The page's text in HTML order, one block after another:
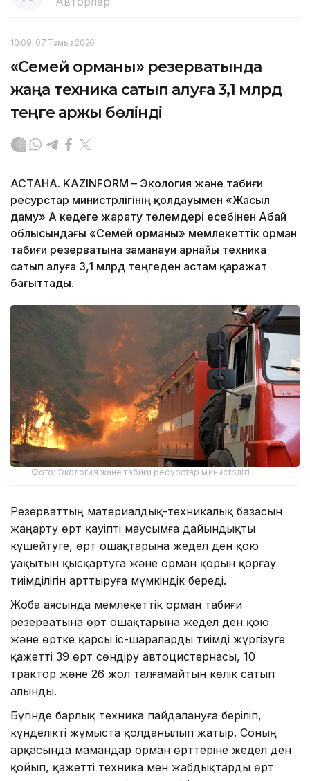
10:09, 07 Тамыз 2026
«Семей орманы» резерватында
жаңа техника сатып алуға 3,1 млрд
теңге қаржы бөлінді
АСТАНА. KAZINFORM – Экология және табиғи
ресурстар министрлігінің қолдауымен «Жасыл
даму» АҚ кәдеге жарату төлемдері есебінен Абай
облысындағы «Семей орманы» мемлекеттік орман
табиғи резерватына заманауи арнайы техника
сатып алуға 3,1 млрд теңгеден астам қаражат
бағыттады.
Фото: Экология және табиғи ресурстар министрлігі
Резерваттың материалдық-техникалық базасын
жаңарту өрт қауіпті маусымға дайындықты
күшейтуге, өрт ошақтарына жедел ден қою
уақытын қысқартуға және орман қорын қорғау
тиімділігін арттыруға мүмкіндік береді.
Жоба аясында мемлекеттік орман табиғи
резерватына өрт ошақтарына жедел ден қою
және өртке қарсы іс-шараларды тиімді жүргізуге
қажетті 39 өрт сөндіру автоцистернасы, 10
трактор және 26 жол талғамайтын көлік сатып
алынды.
Бүгінде барлық техника пайдалануға беріліп,
күнделікті жұмыста қолданылып жатыр. Соның
арқасында мамандар орман өрттеріне жедел ден
қойып, қажетті техника мен жабдықтарды өрт